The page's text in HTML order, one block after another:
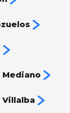
Mediano
Villalba